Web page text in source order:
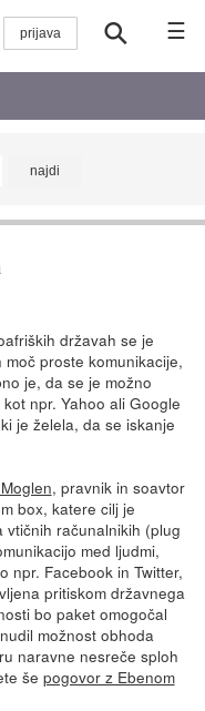
☰
državah se je
proste komunikacije,
je, da se je možno
npr. Yahoo ali Google
je želela, da se iskanje
, pravnik in soavtor
box, katere cilj je
računalnikih (plug
med ljudmi,
npr. Facebook in Twitter,
pritiskom državnega
bo paket omogočal
možnost obhoda
naravne nesreče sploh
še pogovor z Ebenom